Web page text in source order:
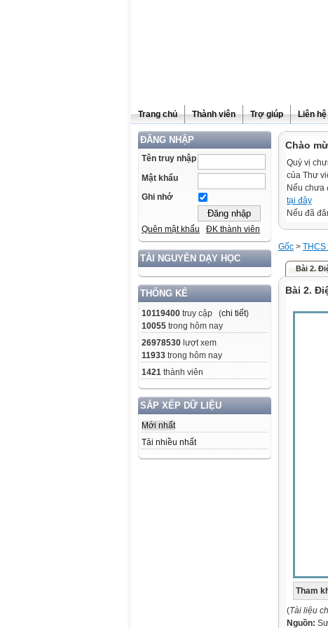
Trang chủ Thành viên Trợ giúp Liên hệ
ĐĂNG NHẬP
Tên truy nhập
Mật khẩu
Ghi nhớ
Quên mật khẩu ĐK thành viên
TÀI NGUYÊN DẠY HỌC
THỐNG KÊ
10119400 truy cập (chi tiết)
10055 trong hôm nay
26978530 lượt xem
11933 trong hôm nay
1421 thành viên
SẮP XẾP DỮ LIỆU
Mới nhất
Tải nhiều nhất
Chào
Quý vị
của Thư
Nếu chưa
tại đây
Nếu đã
Gốc >
Bài 2.
Bài 2.
Tham
(Tài liệu
Nguồn: